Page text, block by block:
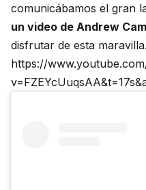
comunicábamos el gran
un video de Andrew
disfrutar de esta maravilla.
https://